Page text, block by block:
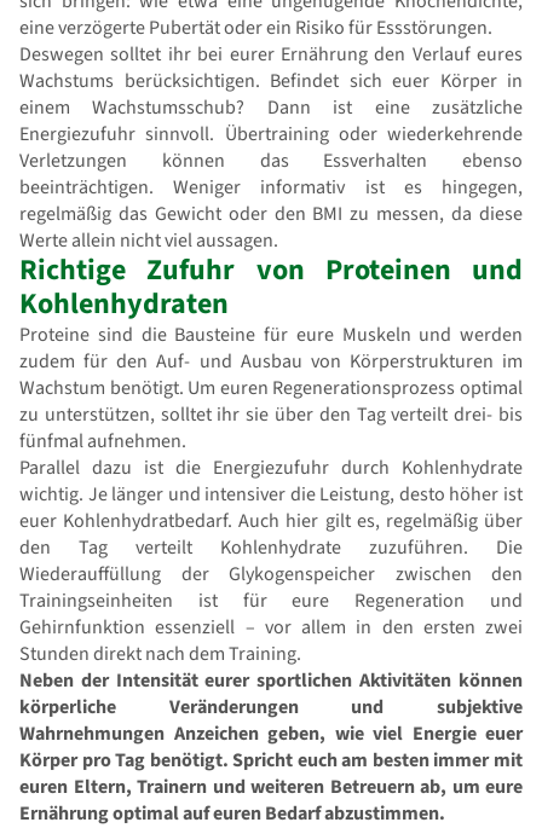
eine verzögerte Pubertät oder ein Risiko für Essstörungen.
Deswegen solltet ihr bei eurer Ernährung den Verlauf eures
Wachstums berücksichtigen. Befindet sich euer Körper in
einem Wachstumsschub? Dann ist eine zusätzliche
Energiezufuhr sinnvoll. Übertraining oder wiederkehrende
Verletzungen können das Essverhalten ebenso
beeinträchtigen. Weniger informativ ist es hingegen,
regelmäßig das Gewicht oder den BMI zu messen, da diese
Werte allein nicht viel aussagen.
Richtige Zufuhr von Proteinen und
Kohlenhydraten
Proteine sind die Bausteine für eure Muskeln und werden
zudem für den Auf- und Ausbau von Körperstrukturen im
Wachstum benötigt. Um euren Regenerationsprozess optimal
zu unterstützen, solltet ihr sie über den Tag verteilt drei- bis
fünfmal aufnehmen.
Parallel dazu ist die Energiezufuhr durch Kohlenhydrate
wichtig. Je länger und intensiver die Leistung, desto höher ist
euer Kohlenhydratbedarf. Auch hier gilt es, regelmäßig über
den Tag verteilt Kohlenhydrate zuzuführen. Die
Wiederauffüllung der Glykogenspeicher zwischen den
Trainingseinheiten ist für eure Regeneration und
Gehirnfunktion essenziell – vor allem in den ersten zwei
Stunden direkt nach dem Training.
Neben der Intensität eurer sportlichen Aktivitäten können
körperliche Veränderungen und subjektive
Wahrnehmungen Anzeichen geben, wie viel Energie euer
Körper pro Tag benötigt. Spricht euch am besten immer mit
euren Eltern, Trainern und weiteren Betreuern ab, um eure
Ernährung optimal auf euren Bedarf abzustimmen.